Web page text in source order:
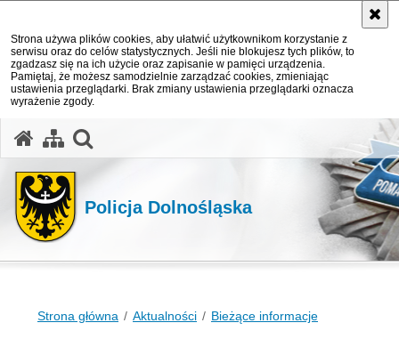
Strona używa plików cookies, aby ułatwić użytkownikom korzystanie z
serwisu oraz do celów statystycznych. Jeśli nie blokujesz tych plików, to
zgadzasz się na ich użycie oraz zapisanie w pamięci urządzenia.
Pamiętaj, że możesz samodzielnie zarządzać cookies, zmieniając
ustawienia przeglądarki. Brak zmiany ustawienia przeglądarki oznacza
wyrażenie zgody.
Policja Dolnośląska
Strona główna Aktualności Bieżące informacje